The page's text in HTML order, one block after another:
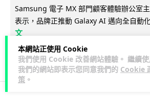
本網站正使用 Cookie
我們使用 Cookie 改善網站體驗。 繼續
我們的網站即表示您同意我們的 Cookie
策 。
Samsung 電子 MX 部門顧客體驗辦公室
表示，品牌正推動 Galaxy AI 邁向全自動
文
29 4 分享